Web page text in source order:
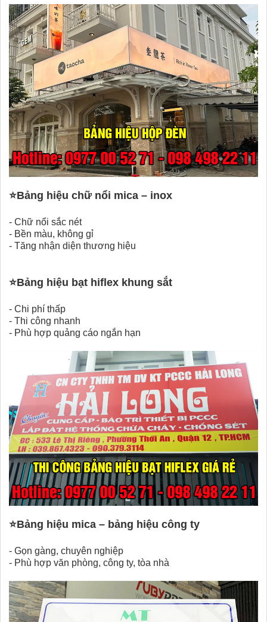
⭐Bảng hiệu chữ nổi mica – inox
- Chữ nổi sắc nét
- Bền màu, không gỉ
- Tăng nhận diện thương hiệu
⭐Bảng hiệu bạt hiflex khung sắt
- Chi phí thấp
- Thi công nhanh
- Phù hợp quảng cáo ngắn hạn
⭐Bảng hiệu mica – bảng hiệu công ty
- Gọn gàng, chuyên nghiệp
- Phù hợp văn phòng, công ty, tòa nhà